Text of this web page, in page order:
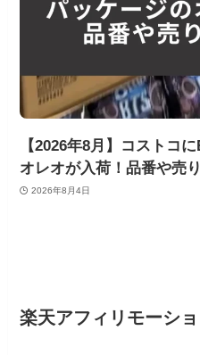
【2026年8月】コストコ
オレオが入荷！品番や売
2026年8月4日
楽天アフィリモーシ